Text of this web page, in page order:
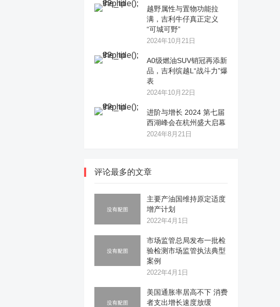
越野属性与置物功能拉
满，吉利牛仔真正定义
“可城可野”
2024年10月21日
A0级燃油SUV销冠再添新
品，吉利缤越L“战斗力”爆
表
2024年10月22日
进阶与增长 2024 第七届
西湖峰会在杭州盛大启幕
2024年8月21日
评论最多的文章
主要产油国维持原定适度
增产计划
2022年4月1日
市场监管总局发布一批检
验检测市场监管执法典型
案例
2022年4月1日
美国通胀率居高不下 消费
者支出增长速度放缓